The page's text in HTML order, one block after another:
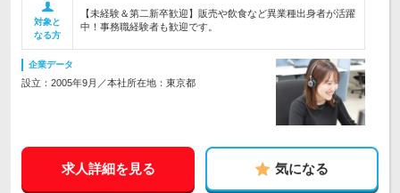
対象と
なる方
【未経験＆第二新卒歓迎】販売や飲食など異業種出身者が活躍
中！事務職経験者も歓迎です。
企業データ
設立：2005年9月／本社所在地：東京都
求人詳細を見る 気になる